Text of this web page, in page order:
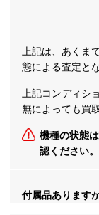
上記は、あくま
態による査定と
上記コンディシ
無によっても買
機種の状態
認ください。
付属品あります